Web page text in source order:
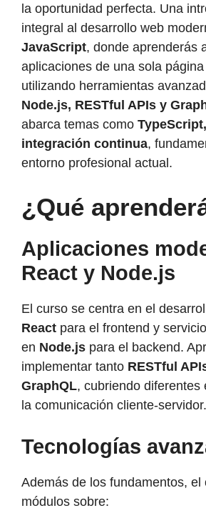
la oportunidad perfecta. Una
integral al desarrollo web
JavaScript, donde aprenderás
aplicaciones de una sola página
utilizando herramientas
Node.js, RESTful APIs y
abarca temas como
integración continua,
entorno profesional actual.
¿Qué
Aplicaciones
React y Node.js
El curso se centra en el
React para el frontend y
en Node.js para el backend.
implementar tanto RESTful
GraphQL, cubriendo diferentes
la comunicación cliente-servidor.
Tecnologías
Además de los fundamentos, el
módulos sobre: